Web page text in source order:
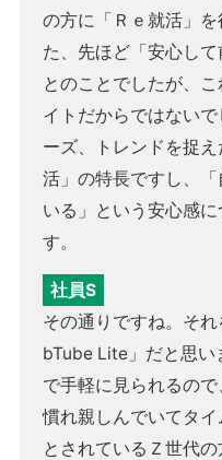
の方に「Ｒｅ就活」
た、先ほど「安心して
とのことでしたが、
イトだからではない
ーズ、トレンドを捉
活」の特長ですし、
いる」という安心感
す。
社員S
その通りですね。そ
bTube Lite」だと思い
で手軽に見られるの
慣れ親しんでいてタ
とされているＺ世代